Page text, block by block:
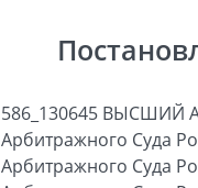
586_130645
Арбитражного Суда
Арбитражного Суда